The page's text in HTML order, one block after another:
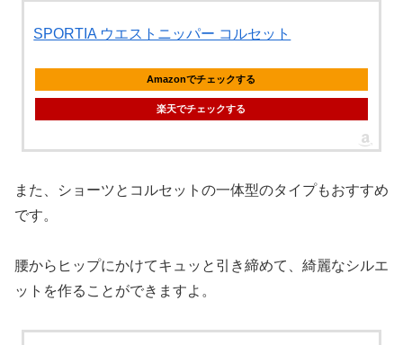
SPORTIA ウエストニッパー コルセット
Amazonでチェックする
楽天でチェックする
また、ショーツとコルセットの一体型のタイプもおすすめ
です。
腰からヒップにかけてキュッと引き締めて、綺麗なシルエ
ットを作ることができますよ。